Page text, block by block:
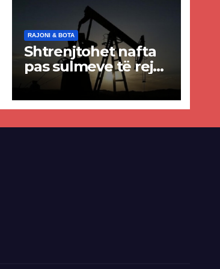
RAJONI & BOTA
Shtrenjtohet nafta
pas sulmeve të reja
SHBA–Iran